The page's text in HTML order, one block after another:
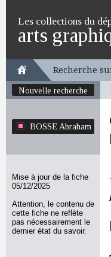
Les collections du
arts
Recherche
Nouvelle recherche
BOSSE Abraham
Mise à jour de la fiche
05/12/2025
Attention, le contenu de
cette fiche ne reflète
pas nécessairement le
dernier état du savoir.